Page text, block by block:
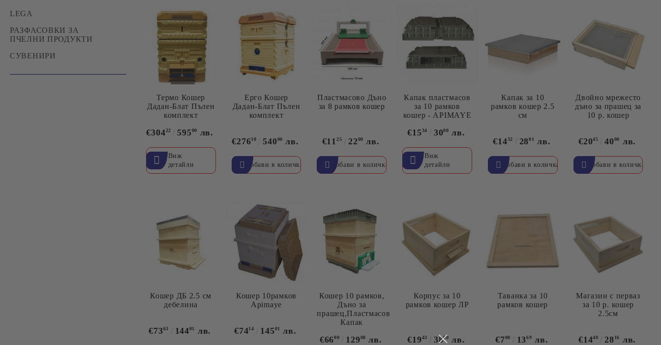
НОЖОВЕ, ВИЛИЦИ И
РАЗПЕЧАТВАНЕ
ПРЕПАРАТИ
БУЛА
ОПЛОДНИ САНДЪЧЕТА
ИГЛИ ЗА ЛИЧИНКИ
LEGA
РАЗФАСОВКИ ЗА
ПЧЕЛНИ ПРОДУКТИ
СУВЕНИРИ
Термо Кошер
Дадан-Блат Пълен
комплект
€30422 59500 лв.
Виж
детайли
Ерго Кошер
Дадан-Блат Пълен
комплект
€27610 54000 лв.
Пластмасово Дъно
за 8 рамков кошер
€1125 2200 лв.
Капак пластмасов
за 10 рамков
кошер - APIMAYE
€1534 3000 лв.
Виж
детайли
Капак за 10
рамков кошер 2.5
см
€1432 2801 лв.
Двойно мрежесто
дъно за прашец за
10 р. кошер
€2045 4000 лв.
Кошер ДБ 2.5 см
дебелина
€7363 14401 лв.
Кошер 10рамков
Apimaye
€7414 14501 лв.
Кошер 10 рамков,
Дъно за
прашец,Пластмасов
Капак
€6600 12908 лв.
Корпус за 10
рамков кошер ЛР
€1943 3800 лв.
Таванка за 10
рамков кошер
€700 1369 лв.
Магазин с перваз
за 10 р. кошер
2.5см
€1440 2816 лв.